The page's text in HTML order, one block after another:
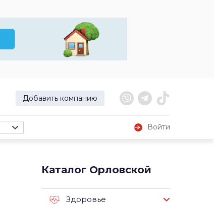
Добавить компанию
Войти
Каталог Орловской
Здоровье